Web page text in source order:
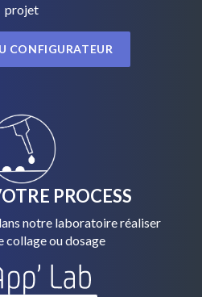
projet
CONFIGURATEUR
PROCESS
notre laboratoire réaliser
collage ou dosage